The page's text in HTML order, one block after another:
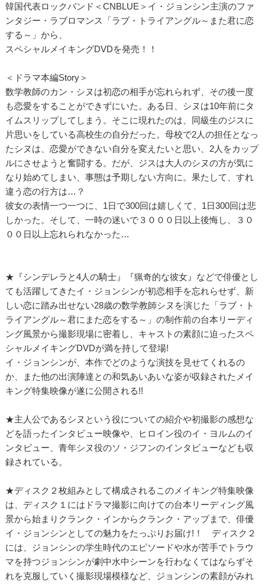
韓国代表ロックバンド＜CNBLUE＞イ・ジョンシン主演のファ
ンタジー・ラブロマンス「ラブ・トライアングル～また君に恋
する～」から、
スペシャルメイキングDVDを発売！！
＜ドラマ本編Story＞
数学教師のカン・シヌは初恋の相手が忘れられず、その後一度
も恋愛をすることができずにいた。ある日、シヌは10年前にタ
イムスリップしてしまう。そこに現れたのは、同級生のジスに
片思いをしている高校生の自分だった。母校で2人の担任となっ
たシヌは、恋愛ができない自分を変えたいと思い、2人をカップ
ルにさせようと奮闘する。だが、ジスは大人のシヌの方が気に
なり始めてしまい、事態は予期しない方向に。果たして、すれ
違う恋の行方は…？
彼女の表情一つ一つに、1日で300回は嬉しくて、1日300回は悲
しかった。そして、一時の迷いで３０００日以上後悔し、３０
００日以上忘れられなかった…
★『シンデレラと4人の騎士』『猟奇的な彼女』などで俳優とし
ても活躍してきたイ・ジョンシンが初恋相手を忘れらせず、新
しい恋に踏み出せない28歳の数学教師シヌを演じた「ラブ・ト
ライアングル～君にまた恋をする～」の制作前の台本リーディ
ング風景から撮影現場に密着し、キャストの素顔に迫ったスペ
シャルメイキングDVDが満を持して登場!
イ・ジョンシンが、本作でどのような演技を見せてくれるの
か、また他の出演陣達との和気あいあいな姿が収録されたメイ
キング特集映像が遂に公開される!!
★主人公であるシヌという役についての紹介や初撮影の感想な
どを語ったインタビュー映像や、ヒロイン役のイ・ヨルムのイ
ンタビュー、青年シヌ役のソ・ジフンのインタビューなども収
録されている。
★ディスク２枚組みとして構成されるこのメイキング特集映像
は、ディスク１にはドラマ撮影に向けての台本リーディング風
景から始まりクランク・インからクランク・アップまで、俳優
イ・ジョンシンとしての魅力をたっぷりお届け!！ ディスク２
には、ジョンシンの学生時代のエピソードや水が苦手でトラウ
マを持つジョンシンが劇中水中シーンを行わなくてはならずそ
れを克服していく撮影現場模様など、ジョンシンの素顔がみれ